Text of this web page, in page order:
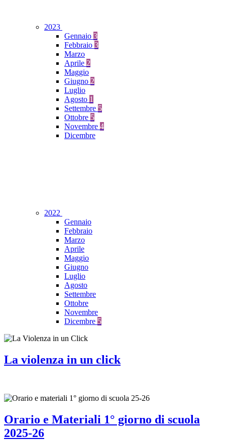
2023
Gennaio 3
Febbraio 3
Marzo
Aprile 2
Maggio
Giugno 2
Luglio
Agosto 1
Settembre 5
Ottobre 5
Novembre 4
Dicembre
2022
Gennaio
Febbraio
Marzo
Aprile
Maggio
Giugno
Luglio
Agosto
Settembre
Ottobre
Novembre
Dicembre 5
La violenza in un click
Orario e Materiali 1° giorno di scuola
2025-26